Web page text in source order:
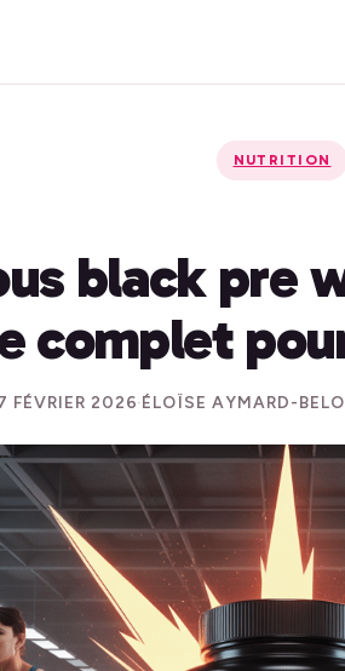
NUTRITION
black pre
complet
FÉVRIER 2026·ÉLOÏSE AYMARD-